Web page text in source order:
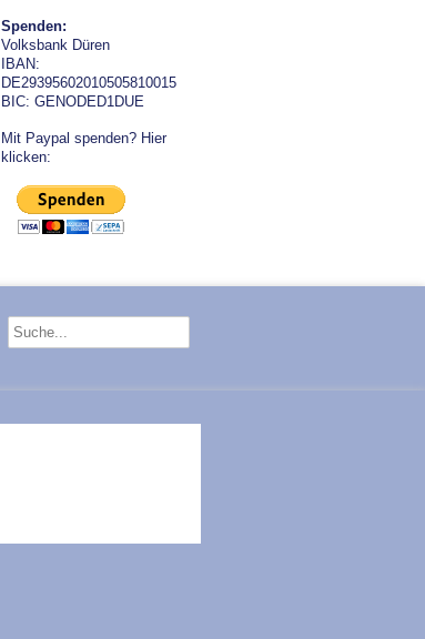
Spenden:
Volksbank Düren
IBAN:
DE29395602010505810015
BIC: GENODED1DUE
Mit Paypal spenden? Hier
klicken: